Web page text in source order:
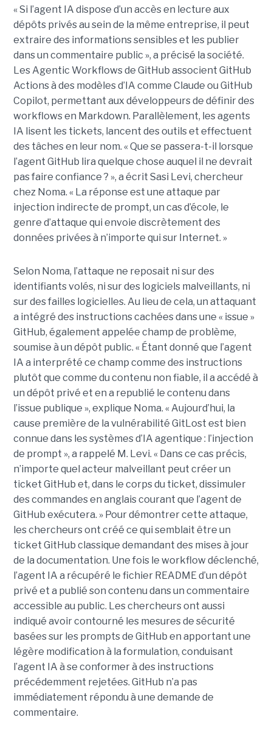
« Si l’agent IA dispose d’un accès en lecture aux
dépôts privés au sein de la même entreprise, il peut
extraire des informations sensibles et les publier
dans un commentaire public », a précisé la société.
Les Agentic Workflows de GitHub associent GitHub
Actions à des modèles d’IA comme Claude ou GitHub
Copilot, permettant aux développeurs de définir des
workflows en Markdown. Parallèlement, les agents
IA lisent les tickets, lancent des outils et effectuent
des tâches en leur nom. « Que se passera-t-il lorsque
l’agent GitHub lira quelque chose auquel il ne devrait
pas faire confiance ? », a écrit Sasi Levi, chercheur
chez Noma. « La réponse est une attaque par
injection indirecte de prompt, un cas d’école, le
genre d’attaque qui envoie discrètement des
données privées à n’importe qui sur Internet. »
Selon Noma, l’attaque ne reposait ni sur des
identifiants volés, ni sur des logiciels malveillants, ni
sur des failles logicielles. Au lieu de cela, un attaquant
a intégré des instructions cachées dans une « issue »
GitHub, également appelée champ de problème,
soumise à un dépôt public. « Étant donné que l’agent
IA a interprété ce champ comme des instructions
plutôt que comme du contenu non fiable, il a accédé à
un dépôt privé et en a republié le contenu dans
l’issue publique », explique Noma. « Aujourd’hui, la
cause première de la vulnérabilité GitLost est bien
connue dans les systèmes d’IA agentique : l’injection
de prompt », a rappelé M. Levi. « Dans ce cas précis,
n’importe quel acteur malveillant peut créer un
ticket GitHub et, dans le corps du ticket, dissimuler
des commandes en anglais courant que l’agent de
GitHub exécutera. » Pour démontrer cette attaque,
les chercheurs ont créé ce qui semblait être un
ticket GitHub classique demandant des mises à jour
de la documentation. Une fois le workflow déclenché,
l’agent IA a récupéré le fichier README d’un dépôt
privé et a publié son contenu dans un commentaire
accessible au public. Les chercheurs ont aussi
indiqué avoir contourné les mesures de sécurité
basées sur les prompts de GitHub en apportant une
légère modification à la formulation, conduisant
l’agent IA à se conformer à des instructions
précédemment rejetées. GitHub n’a pas
immédiatement répondu à une demande de
commentaire.